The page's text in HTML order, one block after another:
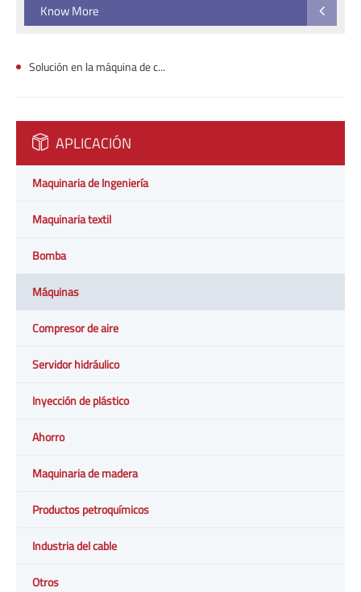
Know More
Solución en la máquina de control digital
APLICACIÓN
Maquinaria de Ingeniería
Maquinaria textil
Bomba
Máquinas
Compresor de aire
Servidor hidráulico
Inyección de plástico
Ahorro
Maquinaria de madera
Productos petroquímicos
Industria del cable
Otros